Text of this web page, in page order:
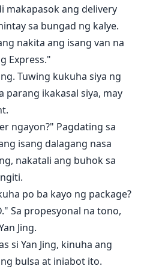
makapasok ang delivery
sa bungad ng kalye.
nakita ang isang van na
Express."
Tuwing kukuha siya ng
parang ikakasal siya, may
ngayon?" Pagdating sa
isang dalagang nasa
nakatali ang buhok sa
po ba kayo ng package?
Sa propesyonal na tono,
Jing.
si Yan Jing, kinuha ang
bulsa at iniabot ito.